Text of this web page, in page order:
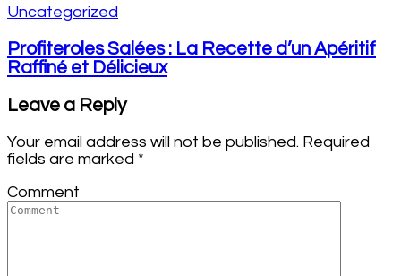
Uncategorized
Profiteroles Salées : La Recette d’un Apéritif
Raffiné et Délicieux
Leave a Reply
Your email address will not be published. Required
fields are marked *
Comment